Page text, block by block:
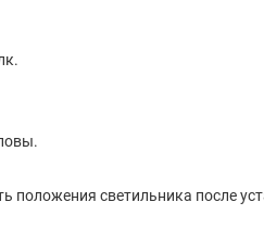
светильника после